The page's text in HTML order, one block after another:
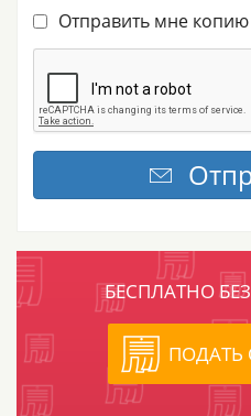
Отправить мне
БЕСПЛАТНО
ПОДАТЬ